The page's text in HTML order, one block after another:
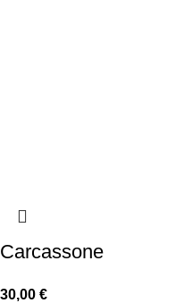
Carcassone
30,00 €